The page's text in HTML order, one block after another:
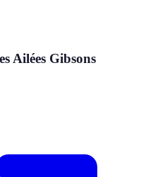
Ailées Gibsons